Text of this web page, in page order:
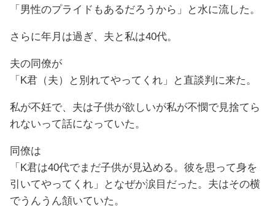
「男性のプライドもあるだろうから」と水に流した。
さらに年月は過ぎ、夫と私は40代。
夫の同僚が
「K君（夫）と別れてやってくれ」と直談判に来た。
私が不妊で、夫は子供が欲しいが私が不憫で見捨てら
れないって話になっていた。
同僚は
「K君は40代でまだ子供が見込める。彼を思って身を
引いてやってくれ」となぜか涙目だった。夫はその横
でうんうん頷いていた。